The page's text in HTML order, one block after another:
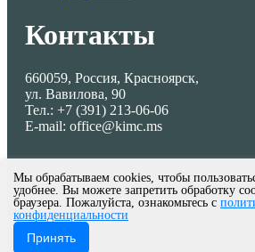
Контакты
660059, Россия, Красноярск,
ул. Вавилова, 90
Тел.: +7 (391) 213-06-06
E-mail: office@kimc.ms
© МКУ КИМЦ 2013-2026
Мы обрабатываем cookies, чтобы
удобнее. Вы можете запретить обработку
браузера. Пожалуйста, ознакомьтесь с
конфиденциальности
Принять